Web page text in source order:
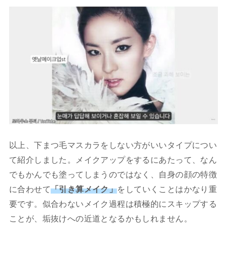
以上、下まつ毛マスカラをしない方がいいタイプについ
て紹介しました。メイクアップをするにあたって、なん
でもかんでも塗ってしまうのではなく、自身の顔の特徴
に合わせて「引き算メイク」をしていくことはかなり重
要です。似合わないメイク過程は積極的にスキップする
ことが、垢抜けへの近道となるかもしれません。